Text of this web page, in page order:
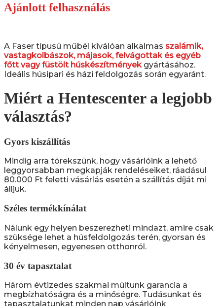
Ajánlott felhasználás
A Faser típusú műbél kiválóan alkalmas szalámik,
vastagkolbászok, májasok, felvágottak és egyéb
főtt vagy füstölt húskészítmények gyártásához.
Ideális húsipari és házi feldolgozás során egyaránt.
Miért a Hentescenter a legjobb
választás?
Gyors kiszállítás
Mindig arra törekszünk, hogy vásárlóink a lehető
leggyorsabban megkapják rendeléseiket, ráadásul
80.000 Ft feletti vásárlás esetén a szállítás díját mi
álljuk.
Széles termékkínálat
Nálunk egy helyen beszerezheti mindazt, amire csak
szüksége lehet a húsfeldolgozás terén, gyorsan és
kényelmesen, egyenesen otthonról.
30 év tapasztalat
Három évtizedes szakmai múltunk garancia a
megbízhatóságra és a minőségre. Tudásunkat és
tapasztalatunkat minden nap vásárlóink